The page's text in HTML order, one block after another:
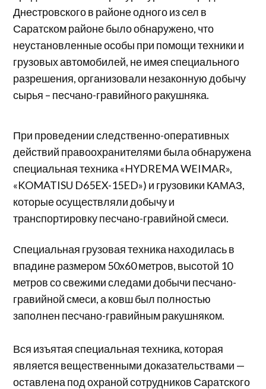
Днестровского в районе одного из сел в
Саратском районе было обнаружено, что
неустановленные особы при помощи техники и
грузовых автомобилей, не имея специального
разрешения, организовали незаконную добычу
сырья – песчано-гравийного ракушняка.
При проведении следственно-оперативных
действий правоохранителями была обнаружена
специальная техника «HYDREMA WEIMAR»,
«KOMATISU D65EX-15ED») и грузовики КАМАЗ,
которые осуществляли добычу и
транспортировку песчано-гравийной смеси.
Специальная грузовая техника находилась в
впадине размером 50х60 метров, высотой 10
метров со свежими следами добычи песчано-
гравийной смеси, а ковш был полностью
заполнен песчано-гравийным ракушняком.
Вся изъятая специальная техника, которая
является вещественными доказательствами —
оставлена ​​под охраной сотрудников Саратского